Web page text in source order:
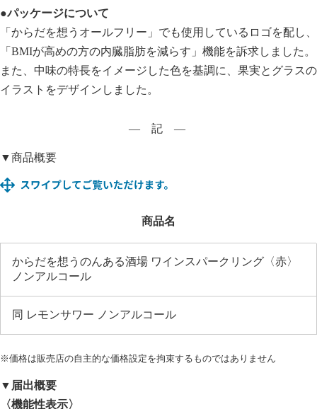
●パッケージについて
「からだを想うオールフリー」でも使用しているロゴを配し、
「BMIが高めの方の内臓脂肪を減らす」機能を訴求しました。
また、中味の特長をイメージした色を基調に、果実とグラスの
イラストをデザインしました。
― 記 ―
▼商品概要
商品名
からだを想うのんある酒場 ワインスパークリング〈赤〉
ノンアルコール
同 レモンサワー ノンアルコール
※価格は販売店の自主的な価格設定を拘束するものではありません
▼届出概要
〈機能性表示〉